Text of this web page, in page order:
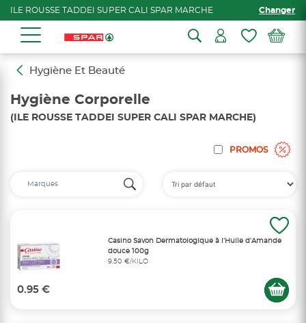
ILE ROUSSE TADDEI SUPER CALI SPAR MARCHE Changer
Hygiène Et Beauté
Hygiène Corporelle
(ILE ROUSSE TADDEI SUPER CALI SPAR MARCHE)
PROMOS
Casino Savon Dermatologique à l’Huile d’Amande
douce 100g
9,50 €/KILO
0.95 €